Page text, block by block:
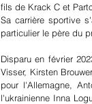
fils de Krack C et
Sa carrière sportive
particulier le père du
Disparu en février
Visser, Kirsten
pour l'Allemagne,
l'ukrainienne Inna